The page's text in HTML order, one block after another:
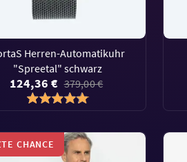
Herren-Automatikuhr
"Spreetal" schwarz
124,36 € 379,00 €
CHANCE